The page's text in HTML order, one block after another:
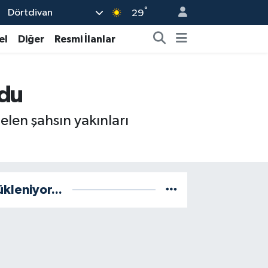
Dörtdivan 29°
Diğer Resmi İlanlar
şahsın yakınları